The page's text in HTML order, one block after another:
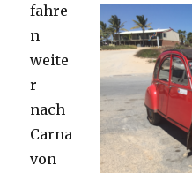
fahre
n
weite
r
nach
Carna
von